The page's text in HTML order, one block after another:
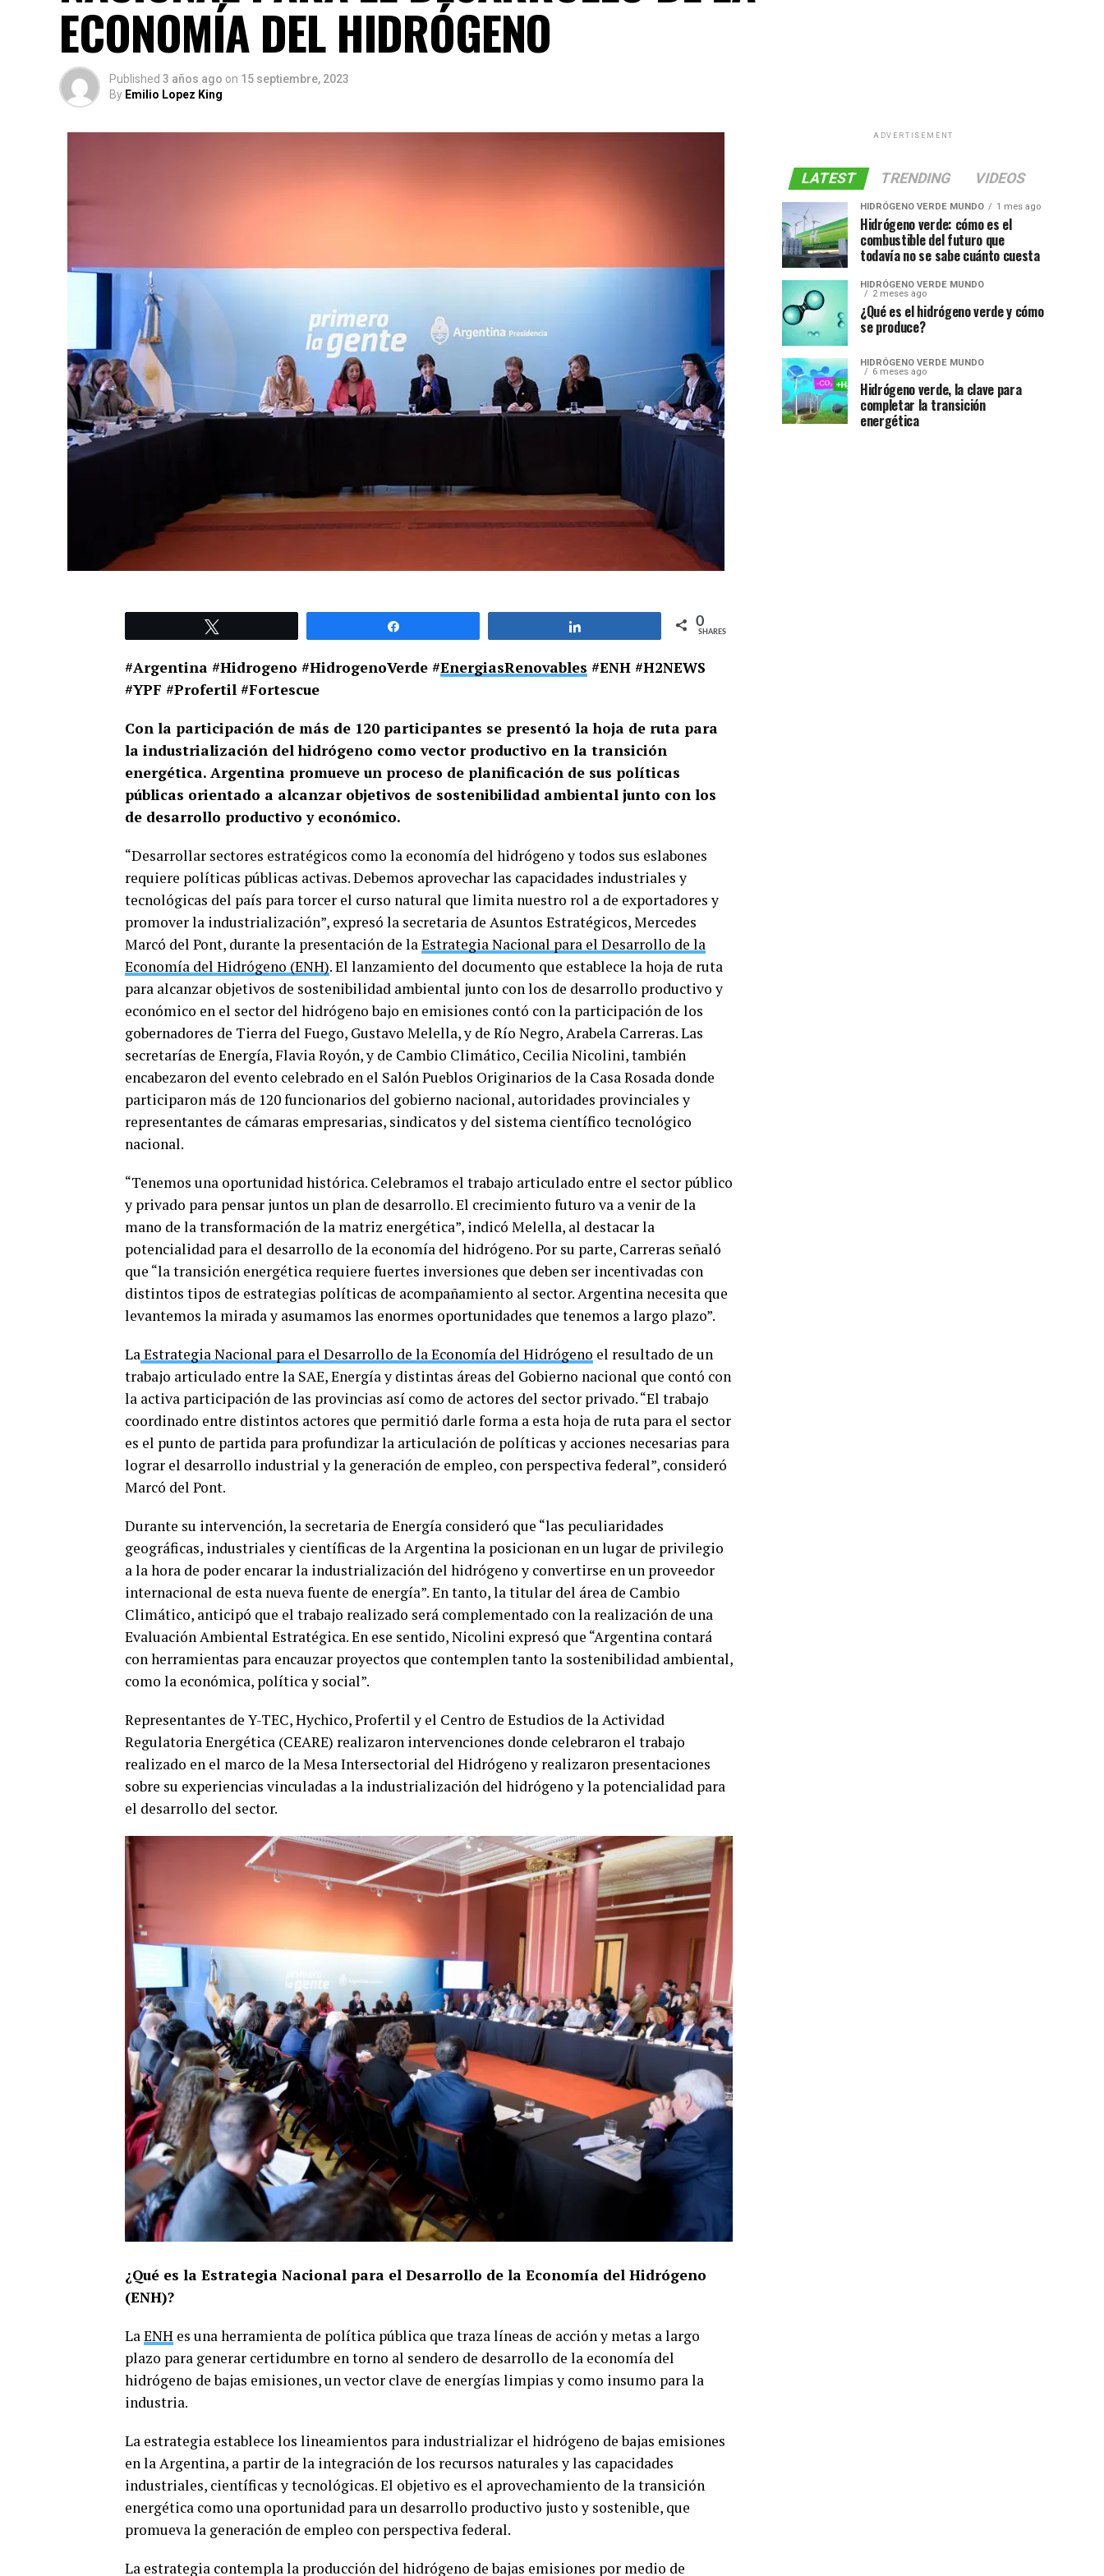
ECONOMÍA DEL HIDRÓGENO
Published 3 años ago on 15 septiembre, 2023
By Emilio Lopez King
0
SHARES
#Argentina #Hidrogeno #HidrogenoVerde #EnergiasRenovables #ENH #H2NEWS
#YPF #Profertil #Fortescue
Con la participación de más de 120 participantes se presentó la hoja de ruta para
la industrialización del hidrógeno como vector productivo en la transición
energética. Argentina promueve un proceso de planificación de sus políticas
públicas orientado a alcanzar objetivos de sostenibilidad ambiental junto con los
de desarrollo productivo y económico.
“Desarrollar sectores estratégicos como la economía del hidrógeno y todos sus eslabones
requiere políticas públicas activas. Debemos aprovechar las capacidades industriales y
tecnológicas del país para torcer el curso natural que limita nuestro rol a de exportadores y
promover la industrialización”, expresó la secretaria de Asuntos Estratégicos, Mercedes
Marcó del Pont, durante la presentación de laEstrategia Nacional para el Desarrollo de la
Economía del Hidrógeno (ENH). El lanzamiento del documento que establece la hoja de ruta
para alcanzar objetivos de sostenibilidad ambiental junto con los de desarrollo productivo y
económico en el sector del hidrógeno bajo en emisiones contó con la participación de los
gobernadores de Tierra del Fuego, Gustavo Melella, y de Río Negro, Arabela Carreras. Las
secretarías de Energía, Flavia Royón, y de Cambio Climático, Cecilia Nicolini, también
encabezaron del evento celebrado en el Salón Pueblos Originarios de la Casa Rosada donde
participaron más de 120 funcionarios del gobierno nacional, autoridades provinciales y
representantes de cámaras empresarias, sindicatos y del sistema científico tecnológico
nacional.
“Tenemos una oportunidad histórica. Celebramos el trabajo articulado entre el sector público
y privado para pensar juntos un plan de desarrollo. El crecimiento futuro va a venir de la
mano de la transformación de la matriz energética”, indicó Melella, al destacar la
potencialidad para el desarrollo de la economía del hidrógeno. Por su parte, Carreras señaló
que “la transición energética requiere fuertes inversiones que deben ser incentivadas con
distintos tipos de estrategias políticas de acompañamiento al sector. Argentina necesita que
levantemos la mirada y asumamos las enormes oportunidades que tenemos a largo plazo”.
LaEstrategia Nacional para el Desarrollo de la Economía del Hidrógeno el resultado de un
trabajo articulado entre la SAE, Energía y distintas áreas del Gobierno nacional que contó con
la activa participación de las provincias así como de actores del sector privado. “El trabajo
coordinado entre distintos actores que permitió darle forma a esta hoja de ruta para el sector
es el punto de partida para profundizar la articulación de políticas y acciones necesarias para
lograr el desarrollo industrial y la generación de empleo, con perspectiva federal”, consideró
Marcó del Pont.
Durante su intervención, la secretaria de Energía consideró que “las peculiaridades
geográficas, industriales y científicas de la Argentina la posicionan en un lugar de privilegio
a la hora de poder encarar la industrialización del hidrógeno y convertirse en un proveedor
internacional de esta nueva fuente de energía”. En tanto, la titular del área de Cambio
Climático, anticipó que el trabajo realizado será complementado con la realización de una
Evaluación Ambiental Estratégica. En ese sentido, Nicolini expresó que “Argentina contará
con herramientas para encauzar proyectos que contemplen tanto la sostenibilidad ambiental,
como la económica, política y social”.
Representantes de Y-TEC, Hychico, Profertil y el Centro de Estudios de la Actividad
Regulatoria Energética (CEARE) realizaron intervenciones donde celebraron el trabajo
realizado en el marco de la Mesa Intersectorial del Hidrógeno y realizaron presentaciones
sobre su experiencias vinculadas a la industrialización del hidrógeno y la potencialidad para
el desarrollo del sector.
¿Qué es la Estrategia Nacional para el Desarrollo de la Economía del Hidrógeno
(ENH)?
LaENH es una herramienta de política pública que traza líneas de acción y metas a largo
plazo para generar certidumbre en torno al sendero de desarrollo de la economía del
hidrógeno de bajas emisiones, un vector clave de energías limpias y como insumo para la
industria.
La estrategia establece los lineamientos para industrializar el hidrógeno de bajas emisiones
en la Argentina, a partir de la integración de los recursos naturales y las capacidades
industriales, científicas y tecnológicas. El objetivo es el aprovechamiento de la transición
energética como una oportunidad para un desarrollo productivo justo y sostenible, que
promueva la generación de empleo con perspectiva federal.
La estrategia contempla la producción del hidrógeno de bajas emisiones por medio de
ADVERTISEMENT
LATEST TRENDING VIDEOS
HIDRÓGENO VERDE MUNDO 1 mes ago
Hidrógeno verde: cómo es el
combustible del futuro que
todavía no se sabe cuánto cuesta
HIDRÓGENO VERDE MUNDO
2 meses ago
¿Qué es el hidrógeno verde y cómo
se produce?
HIDRÓGENO VERDE MUNDO
6 meses ago
Hidrógeno verde, la clave para
completar la transición
energética